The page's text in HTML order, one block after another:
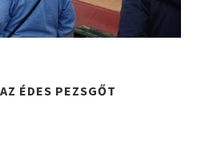
ÉDES PEZSGŐT